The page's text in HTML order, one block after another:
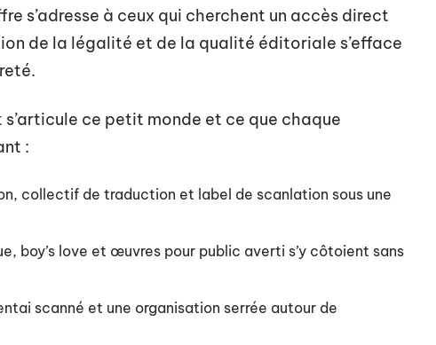
s’adresse à ceux qui cherchent un accès direct
de la légalité et de la qualité éditoriale s’efface
ce petit monde et ce que chaque
:
collectif de traduction et label de scanlation sous une
boy’s love et œuvres pour public averti s’y côtoient sans
scanné et une organisation serrée autour de